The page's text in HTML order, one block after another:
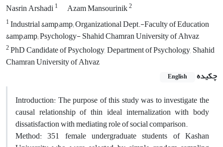
Nasrin Arshadi1 Azam Mansourinik2
1Industrial &amp;amp; Organizational Dept.-Faculty of Education
&amp;amp; Psychology- Shahid Chamran University of Ahvaz
2PhD Candidate of Psychology, Department of Psychology, Shahid
Chamran University of Ahvaz
چکیده
English
Introduction: The purpose of this study was to investigate the
causal relationship of thin ideal internalization with body
dissatisfaction with mediating role of social comparison.
Method: 351 female undergraduate students of Kashan